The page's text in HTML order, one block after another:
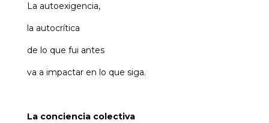
La autoexigencia,
la autocrítica
de lo que fui antes
va a impactar en lo que siga.
La conciencia colectiva